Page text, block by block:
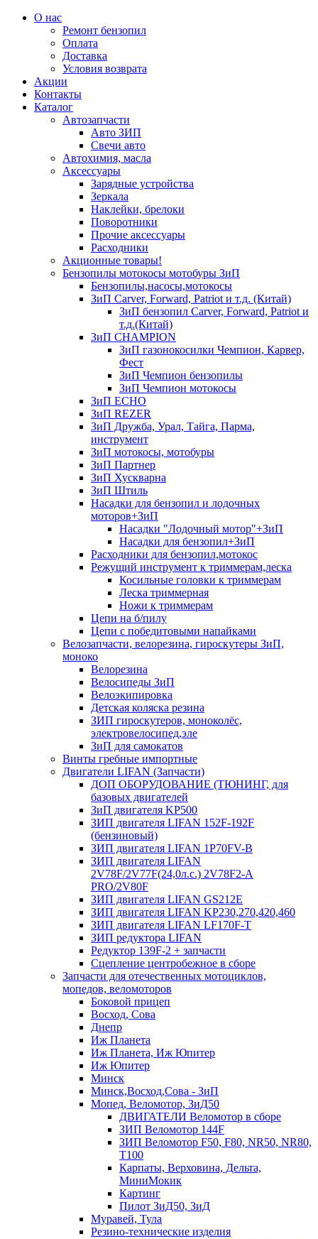
О нас
Ремонт бензопил
Оплата
Доставка
Условия возврата
Акции
Контакты
Каталог
Автозапчасти
Авто ЗИП
Свечи авто
Автохимия, масла
Аксессуары
Зарядные устройства
Зеркала
Наклейки, брелоки
Поворотники
Прочие аксессуары
Расходники
Акционные товары!
Бензопилы мотокосы мотобуры ЗиП
Бензопилы,насосы,мотокосы
ЗиП Carver, Forward, Patriot и т.д. (Китай)
ЗиП бензопил Carver, Forward, Patriot и
т.д.(Китай)
ЗиП CHAMPION
ЗиП газонокосилки Чемпион, Карвер,
Фест
ЗиП Чемпион бензопилы
ЗиП Чемпион мотокосы
ЗиП ECHO
ЗиП REZER
ЗиП Дружба, Урал, Тайга, Парма,
инструмент
ЗиП мотокосы, мотобуры
ЗиП Партнер
ЗиП Хускварна
ЗиП Штиль
Насадки для бензопил и лодочных
моторов+ЗиП
Насадки "Лодочный мотор"+ЗиП
Насадки для бензопил+ЗиП
Расходники для бензопил,мотокос
Режущий инструмент к триммерам,леска
Косильные головки к триммерам
Леска триммерная
Ножи к триммерам
Цепи на б/пилу
Цепи с победитовыми напайками
Велозапчасти, велорезина, гироскутеры ЗиП,
моноко
Велорезина
Велосипеды ЗиП
Велоэкипировка
Детская коляска резина
ЗИП гироскутеров, моноколёс,
электровелосипед,эле
ЗиП для самокатов
Винты гребные импортные
Двигатели LIFAN (Запчасти)
ДОП ОБОРУДОВАНИЕ (ТЮНИНГ, для
базовых двигателей
ЗиП двигателя KP500
ЗИП двигателя LIFAN 152F-192F
(бензиновый)
ЗИП двигателя LIFAN 1P70FV-B
ЗИП двигателя LIFAN
2V78F/2V77F(24,0л.с.) 2V78F2-A
PRO/2V80F
ЗИП двигателя LIFAN GS212E
ЗИП двигателя LIFAN KP230,270,420,460
ЗИП двигателя LIFAN LF170F-T
ЗИП редуктора LIFAN
Редуктор 139F-2 + запчасти
Сцепление центробежное в сборе
Запчасти для отечественных мотоциклов,
мопедов, веломоторов
Боковой прицеп
Восход, Сова
Днепр
Иж Планета
Иж Планета, Иж Юпитер
Иж Юпитер
Минск
Минск,Восход,Сова - ЗиП
Мопед, Веломотор, ЗиД50
ДВИГАТЕЛИ Веломотор в сборе
ЗИП Веломотор 144F
ЗИП Веломотор F50, F80, NR50, NR80,
T100
Карпаты, Верховина, Дельта,
МиниМокик
Картинг
Пилот ЗиД50, ЗиД
Муравей, Тула
Резино-технические изделия